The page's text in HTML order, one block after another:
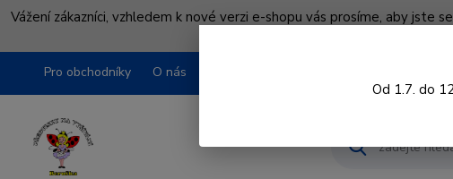
Vážení zákazníci, vzhledem k nové verzi e-shopu vás prosíme, aby jste
Pro obchodníky O nás
Od 1.7. do